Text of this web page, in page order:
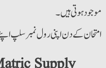
موجود ہوتی ہیں۔
امتحان کے دن اپنی رول نمبر سلپ
Supply